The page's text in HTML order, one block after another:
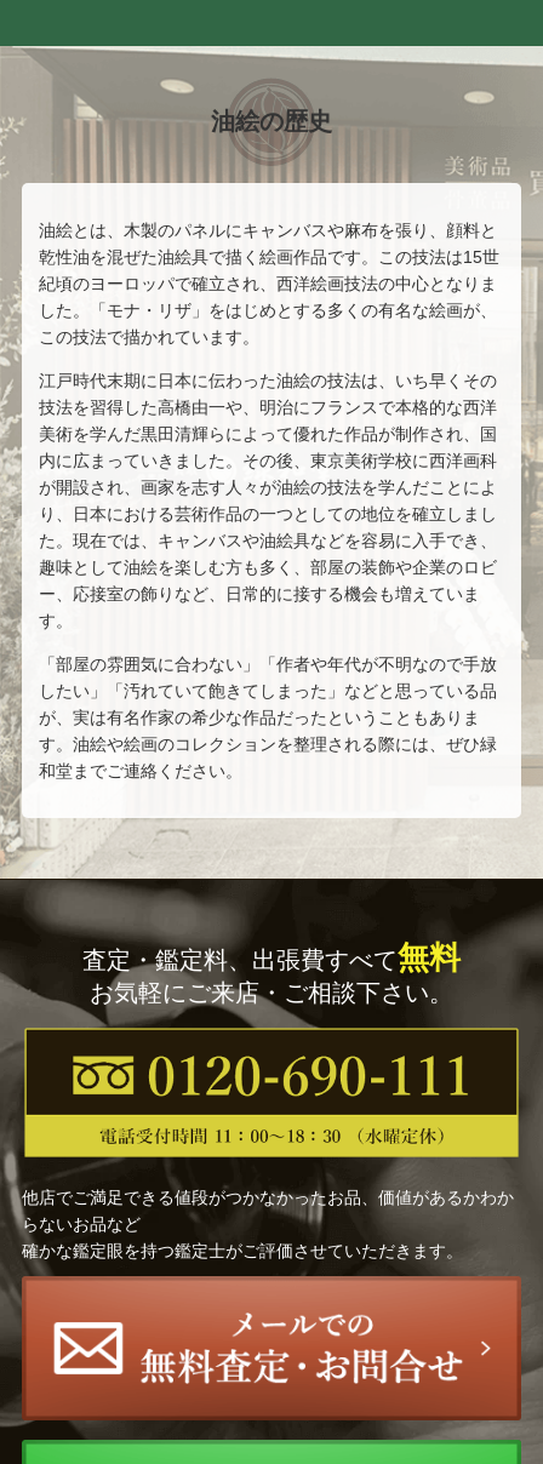
川島 見依子 齋藤 満栄
トム・エバハート
わたせ せいぞう 空山 基
栗原 一郎 青山 龍水
吉田 遠志 平野 遼
ジャック・デペルト 若尾 和呂
人見 友紀 セルジュ・ラシス
珈琲貴族 鶴田 一郎
竹内 浩一 村田 蓮爾
清水 規
金子 一馬
山本 紅雲 mocha
渡辺 省亭 バックサイドワークス
狩野 芳崖 狩野 正信
佐藤勝彦 森田茂
大津英敏
高田 誠 ジョアン・ミロ
ディズニーアート
ウィリアム・オリバー
油絵の歴史
油絵とは、木製のパネルにキャンバスや麻布を張り、顔料と
乾性油を混ぜた油絵具で描く絵画作品です。この技法は15世
紀頃のヨーロッパで確立され、西洋絵画技法の中心となりま
した。「モナ・リザ」をはじめとする多くの有名な絵画が、
この技法で描かれています。
江戸時代末期に日本に伝わった油絵の技法は、いち早くその
技法を習得した高橋由一や、明治にフランスで本格的な西洋
美術を学んだ黒田清輝らによって優れた作品が制作され、国
内に広まっていきました。その後、東京美術学校に西洋画科
が開設され、画家を志す人々が油絵の技法を学んだことによ
り、日本における芸術作品の一つとしての地位を確立しまし
た。現在では、キャンバスや油絵具などを容易に入手でき、
趣味として油絵を楽しむ方も多く、部屋の装飾や企業のロビ
ー、応接室の飾りなど、日常的に接する機会も増えていま
す。
「部屋の雰囲気に合わない」「作者や年代が不明なので手放
したい」「汚れていて飽きてしまった」などと思っている品
が、実は有名作家の希少な作品だったということもありま
す。油絵や絵画のコレクションを整理される際には、ぜひ緑
和堂までご連絡ください。
査定・鑑定料、出張費すべて無料
お気軽にご来店・ご相談下さい。
他店でご満足できる値段がつかなかったお品、価値があるかわか
らないお品など
確かな鑑定眼を持つ鑑定士がご評価させていただきます。